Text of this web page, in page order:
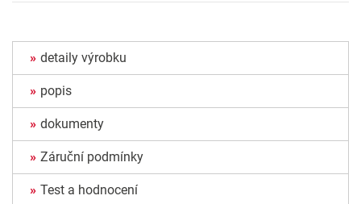
detaily výrobku
popis
dokumenty
Záruční podmínky
Test a hodnocení